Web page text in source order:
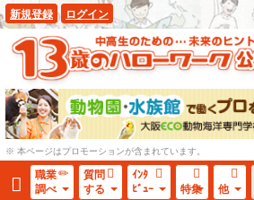
新規登録 ログイン
※ 本ページはプロモーションが含まれています。
職業
調べ
質問
する
ｲﾝﾀ
ﾋﾞｭｰ
特集 他